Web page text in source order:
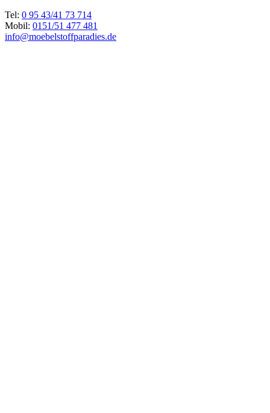
Tel: 0 95 43/41 73 714
Mobil: 0151/51 477 481
info@moebelstoffparadies.de